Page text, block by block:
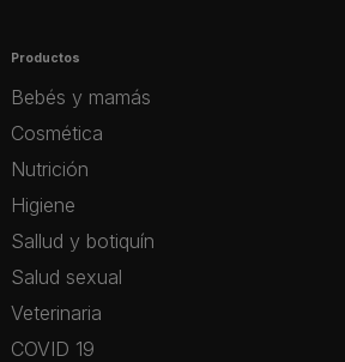
Productos
Bebés y mamás
Cosmética
Nutrición
Higiene
Sallud y botiquín
Salud sexual
Veterinaria
COVID 19